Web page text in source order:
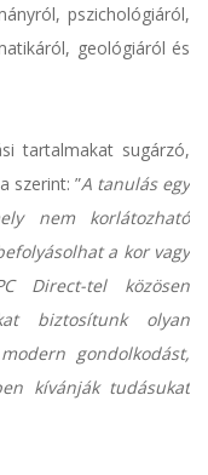
pszichológiáról,
geológiáról és
tartalmakat sugárzó,
szerint: ”A tanulás egy
nem korlátozható
a kor vagy
Direct-tel közösen
biztosítunk olyan
gondolkodást,
kívánják tudásukat